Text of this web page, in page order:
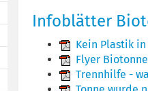
Infoblätter
Kein Plastik
Flyer Biotonne
Trennhilfe -